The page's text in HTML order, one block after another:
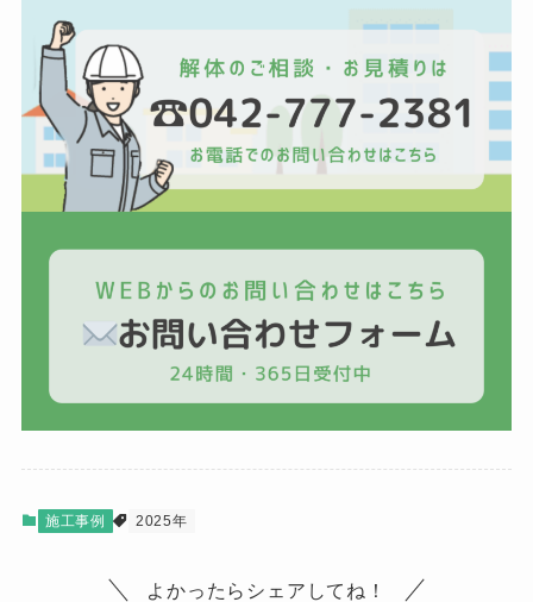
施工事例 2025年
よかったらシェアしてね！